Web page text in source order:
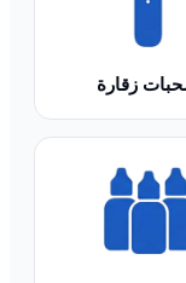
زقارة